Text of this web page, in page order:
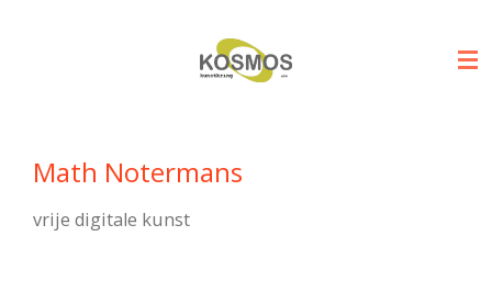
Math Notermans
vrije digitale kunst